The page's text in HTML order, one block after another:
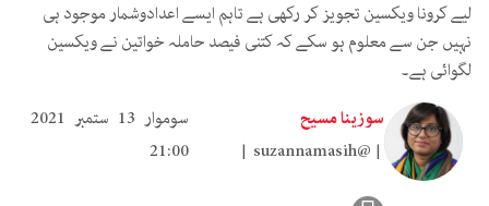
لیے کرونا ویکسین تجویز کر رکھی ہے تاہم ایسے اعدادوشمار موجود ہی
نہیں جن سے معلوم ہو سکے کہ کتنی فیصد حاملہ خواتین نے ویکسین
لگوائی ہے۔
سوزینا مسیح
suzannamasih@
سوموار 13 ستمبر 2021
21:00